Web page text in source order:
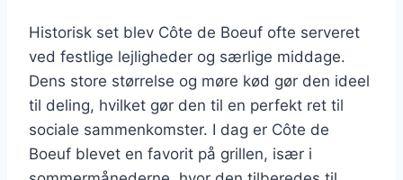
Historisk set blev Côte de Boeuf ofte serveret
ved festlige lejligheder og særlige middage.
Dens store størrelse og møre kød gør den ideel
til deling, hvilket gør den til en perfekt ret til
sociale sammenkomster. I dag er Côte de
Boeuf blevet en favorit på grillen, især i